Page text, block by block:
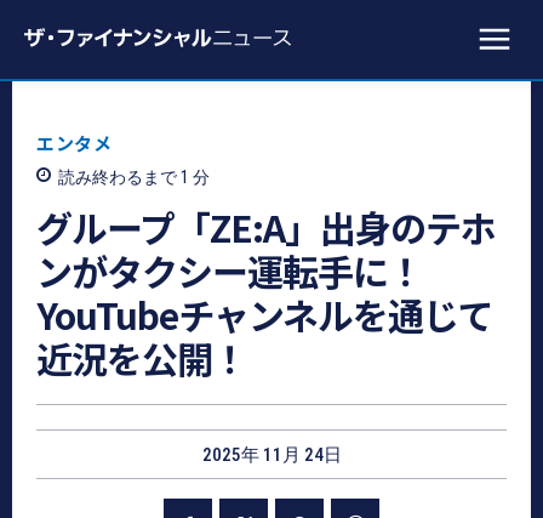
エンタメ
読み終わるまで 1 分
グループ「ZE:A」出身のテホ
ンがタクシー運転手に！
YouTubeチャンネルを通じて
近況を公開！
2025年 11月 24日